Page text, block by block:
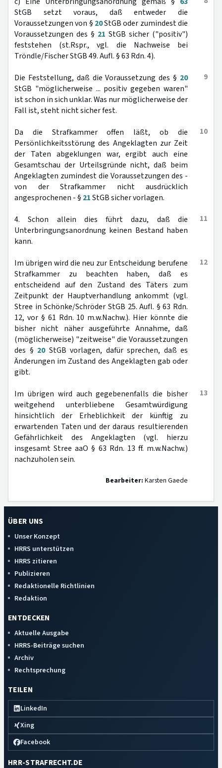
StGB setzt voraus, daß entweder die
Voraussetzungen von § 20StGB oder zumindest die
Voraussetzungen des § 21 StGB sicher ("positiv")
feststehen (st.Rspr., vgl. die Nachweise bei
Tröndle/Fischer StGB 49. Aufl. § 63 Rdn. 4).
9
Die Feststellung, daß die Voraussetzung des § 20
StGB "möglicherweise ... positiv gegeben waren"
ist schon in sich unklar. Was nur möglicherweise der
Fall ist, steht nicht sicher fest.
10
Da die Strafkammer offen läßt, ob die
Persönlichkeitsstörung des Angeklagten zur Zeit
der Taten abgeklungen war, ergibt auch eine
Gesamtschau der Urteilsgründe nicht, daß beim
Angeklagten zumindest die Voraussetzungen des -
von der Strafkammer nicht ausdrücklich
angesprochenen - § 21StGB sicher vorlagen.
11
4. Schon allein dies führt dazu, daß die
Unterbringungsanordnung keinen Bestand haben
kann.
12
Im übrigen wird die neu zur Entscheidung berufene
Strafkammer zu beachten haben, daß es
entscheidend auf den Zustand des Täters zum
Zeitpunkt der Hauptverhandlung ankommt (vgl.
Stree in Schönke/Schröder StGB 25. Aufl. § 63 Rdn.
12, vor § 61 Rdn. 10 m.w.Nachw.). Hier könnte die
bisher nicht näher ausgeführte Annahme, daß
(möglicherweise) "zeitweise" die Voraussetzungen
des § 20StGB vorlagen, dafür sprechen, daß es
Änderungen im Zustand des Angeklagten gab oder
gibt.
13
Im übrigen wird auch gegebenenfalls die bisher
weitgehend unterbliebene Gesamtwürdigung
hinsichtlich der Erheblichkeit der künftig zu
erwartenden Taten und der daraus resultierenden
Gefährlichkeit des Angeklagten (vgl. hierzu
insgesamt Stree aaO § 63 Rdn. 13 ff. m.w.Nachw.)
nachzuholen sein.
Bearbeiter: Karsten Gaede
ÜBER UNS
Unser Konzept
HRRS unterstützen
HRRS zitieren
Publizieren
Redaktionelle Richtlinien
Redaktion
ENTDECKEN
Aktuelle Ausgabe
HRRS-Beiträge suchen
Archiv
Rechtsprechung
TEILEN
LinkedIn
Xing
Facebook
HRR-STRAFRECHT.DE